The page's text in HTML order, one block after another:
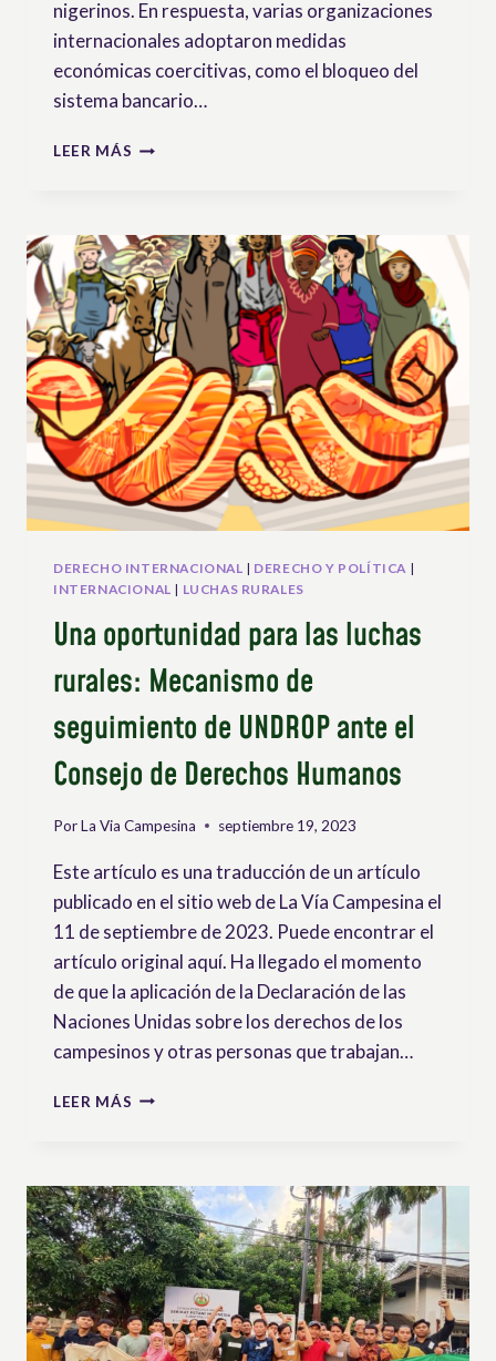
nigerinos. En respuesta, varias organizaciones
internacionales adoptaron medidas
económicas coercitivas, como el bloqueo del
sistema bancario…
LEER MÁS LA
EL
CETIM
DENUNCIAN
LAS
SANCIONES
CONTRA
NÍGER
EN
LA
ONU
DERECHO INTERNACIONAL | DERECHO Y POLÍTICA |
INTERNACIONAL | LUCHAS RURALES
Una oportunidad para las luchas
rurales: Mecanismo de
seguimiento de UNDROP ante el
Consejo de Derechos Humanos
PorLa Via Campesina septiembre 19, 2023
Este artículo es una traducción de un artículo
publicado en el sitio web de La Vía Campesina el
11 de septiembre de 2023. Puede encontrar el
artículo original aquí. Ha llegado el momento
de que la aplicación de la Declaración de las
Naciones Unidas sobre los derechos de los
campesinos y otras personas que trabajan…
LEER MÁS UNA
LUCHAS
RURALES:
MECANISMO
DE
SEGUIMIENTO
DE
UNDROP
ANTE